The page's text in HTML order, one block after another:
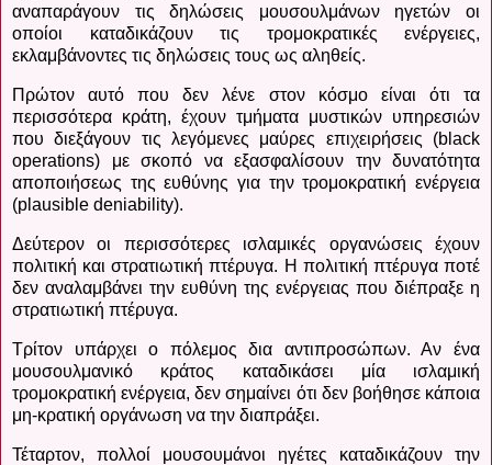
αναπαράγουν τις δηλώσεις μουσουλμάνων ηγετών οι
οποίοι καταδικάζουν τις τρομοκρατικές ενέργειες,
εκλαμβάνοντες τις δηλώσεις τους ως αληθείς.
Πρώτον αυτό που δεν λένε στον κόσμο είναι ότι τα
περισσότερα κράτη, έχουν τμήματα μυστικών υπηρεσιών
που διεξάγουν τις λεγόμενες μαύρες επιχειρήσεις (black
operations) με σκοπό να εξασφαλίσουν την δυνατότητα
αποποιήσεως της ευθύνης για την τρομοκρατική ενέργεια
(plausible deniability).
Δεύτερον οι περισσότερες ισλαμικές οργανώσεις έχουν
πολιτική και στρατιωτική πτέρυγα. Η πολιτική πτέρυγα ποτέ
δεν αναλαμβάνει την ευθύνη της ενέργειας που διέπραξε η
στρατιωτική πτέρυγα.
Τρίτον υπάρχει ο πόλεμος δια αντιπροσώπων. Αν ένα
μουσουλμανικό κράτος καταδικάσει μία ισλαμική
τρομοκρατική ενέργεια, δεν σημαίνει ότι δεν βοήθησε κάποια
μη-κρατική οργάνωση να την διαπράξει.
Τέταρτον, πολλοί μουσουμάνοι ηγέτες καταδικάζουν την